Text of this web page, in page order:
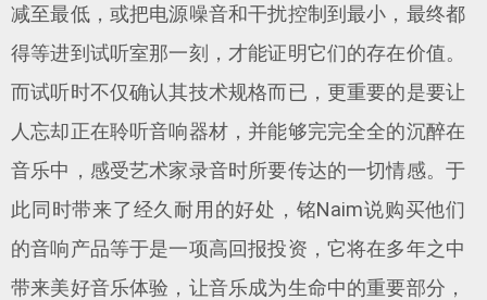
减至最低，或把电源噪音和干扰控制到最小，最终都
得等进到试听室那一刻，才能证明它们的存在价值。
而试听时不仅确认其技术规格而已，更重要的是要让
人忘却正在聆听音响器材，并能够完完全全的沉醉在
音乐中，感受艺术家录音时所要传达的一切情感。于
此同时带来了经久耐用的好处，铭Naim说购买他们
的音响产品等于是一项高回报投资，它将在多年之中
带来美好音乐体验，让音乐成为生命中的重要部分，